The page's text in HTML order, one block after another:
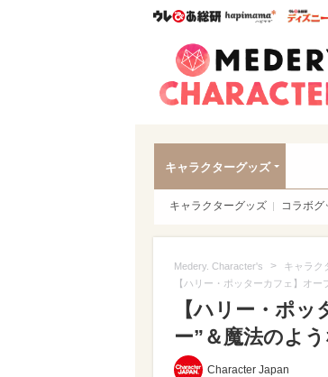
ウレぴあ総研ハピマ
キャラクターグッズ
キャラクターグッズ コラボグ
Medery. Character's > キャラク
【ハリー・ポッターカフェ】オ
【ハリー・ポ
ー”＆魔法のよ
Character Japan